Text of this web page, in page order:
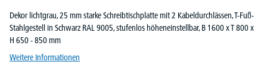
Dekor lichtgrau, 25 mm starke Schreibtischplatte mit 2 Kabeldurchlässen, T-Fuß-
Stahlgestell in Schwarz RAL 9005, stufenlos höheneinstellbar, B 1600 x T 800 x
H 650 - 850 mm
Weitere Informationen